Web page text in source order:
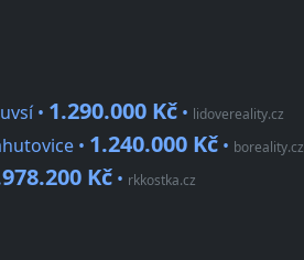
• 1.290.000 Kč • lidovereality.cz
• 1.240.000 Kč • boreality.cz
Kč • rkkostka.cz